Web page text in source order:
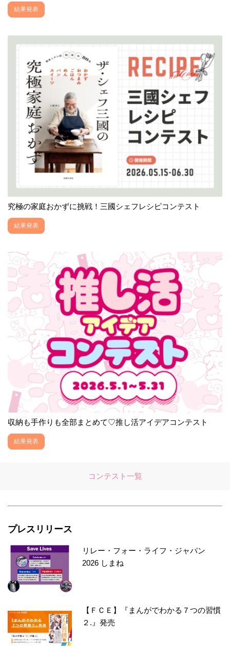
結果発表
究極の家庭おかずに挑戦！三國シェフレシピコンテスト
結果発表
収納も手作りも全部まとめて♡推し活アイデアコンテスト
結果発表
コンテスト一覧
プレスリリース
リレー・フォー・ライフ・ジャパン
2026 しまね
【ＦＣＥ】『まんがでわかる７つの習慣
２.』発売